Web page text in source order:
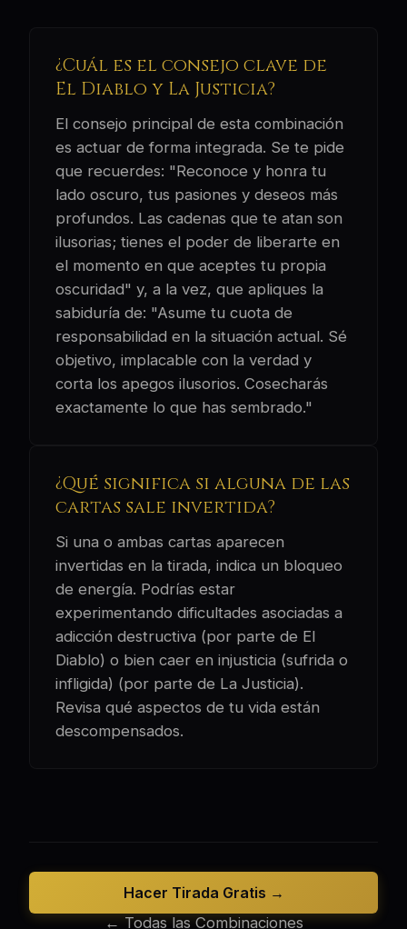
¿Cuál es el consejo clave de
El Diablo y La Justicia?
El consejo principal de esta combinación
es actuar de forma integrada. Se te pide
que recuerdes: "Reconoce y honra tu
lado oscuro, tus pasiones y deseos más
profundos. Las cadenas que te atan son
ilusorias; tienes el poder de liberarte en
el momento en que aceptes tu propia
oscuridad" y, a la vez, que apliques la
sabiduría de: "Asume tu cuota de
responsabilidad en la situación actual. Sé
objetivo, implacable con la verdad y
corta los apegos ilusorios. Cosecharás
exactamente lo que has sembrado."
¿Qué significa si alguna de las
cartas sale invertida?
Si una o ambas cartas aparecen
invertidas en la tirada, indica un bloqueo
de energía. Podrías estar
experimentando dificultades asociadas a
adicción destructiva (por parte de El
Diablo) o bien caer en injusticia (sufrida o
infligida) (por parte de La Justicia).
Revisa qué aspectos de tu vida están
descompensados.
← Todas las Combinaciones
Hacer Tirada Gratis →